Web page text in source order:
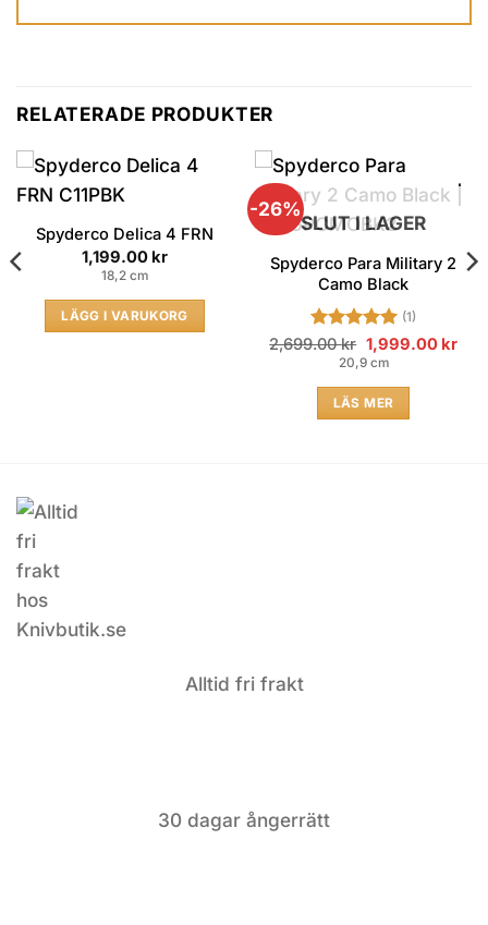
RELATERADE PRODUKTER
Spyderco Delica 4 FRN
1,199.00 kr
18,2 cm
LÄGG I VARUKORG
-26%
SLUT I LAGER
Spyderco Para Military 2
Camo Black
Betygsatt5
av 5
(1)
2,699.00kr Original
price
was:
2,699.00 kr.
1,999.00 kr
20,9 cm
LÄS MER
Alltid fri frakt
30 dagar ångerrätt